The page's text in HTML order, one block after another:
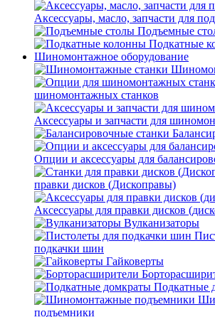
Аксессуары, масло, запчасти для
Подъемные
Подкатные
Шиномонтажное оборудование
шиномонтажных станков
Аксессуары и запчасти для
Опции и аксессуары для
правки дисков (Дископравы)
Аксессуары для правки дисков
Вулканизаторы
подкачки шин
Гайковерты
Подкатные
подъемники